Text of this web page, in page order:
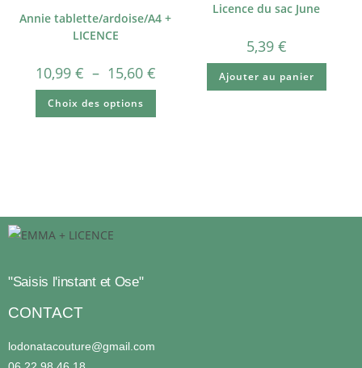
Annie tablette/ardoise/A4 +
LICENCE
10,99 € – 15,60 €
Choix des options
Licence du sac June
5,39 €
Ajouter au panier
"Saisis l'instant et Ose"
CONTACT
lodonatacouture@gmail.com